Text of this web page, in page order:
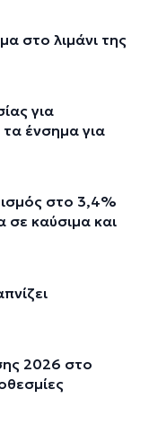
στο λιμάνι της
για
ένσημα για
στο 3,4%
σε καύσιμα και
2026 στο